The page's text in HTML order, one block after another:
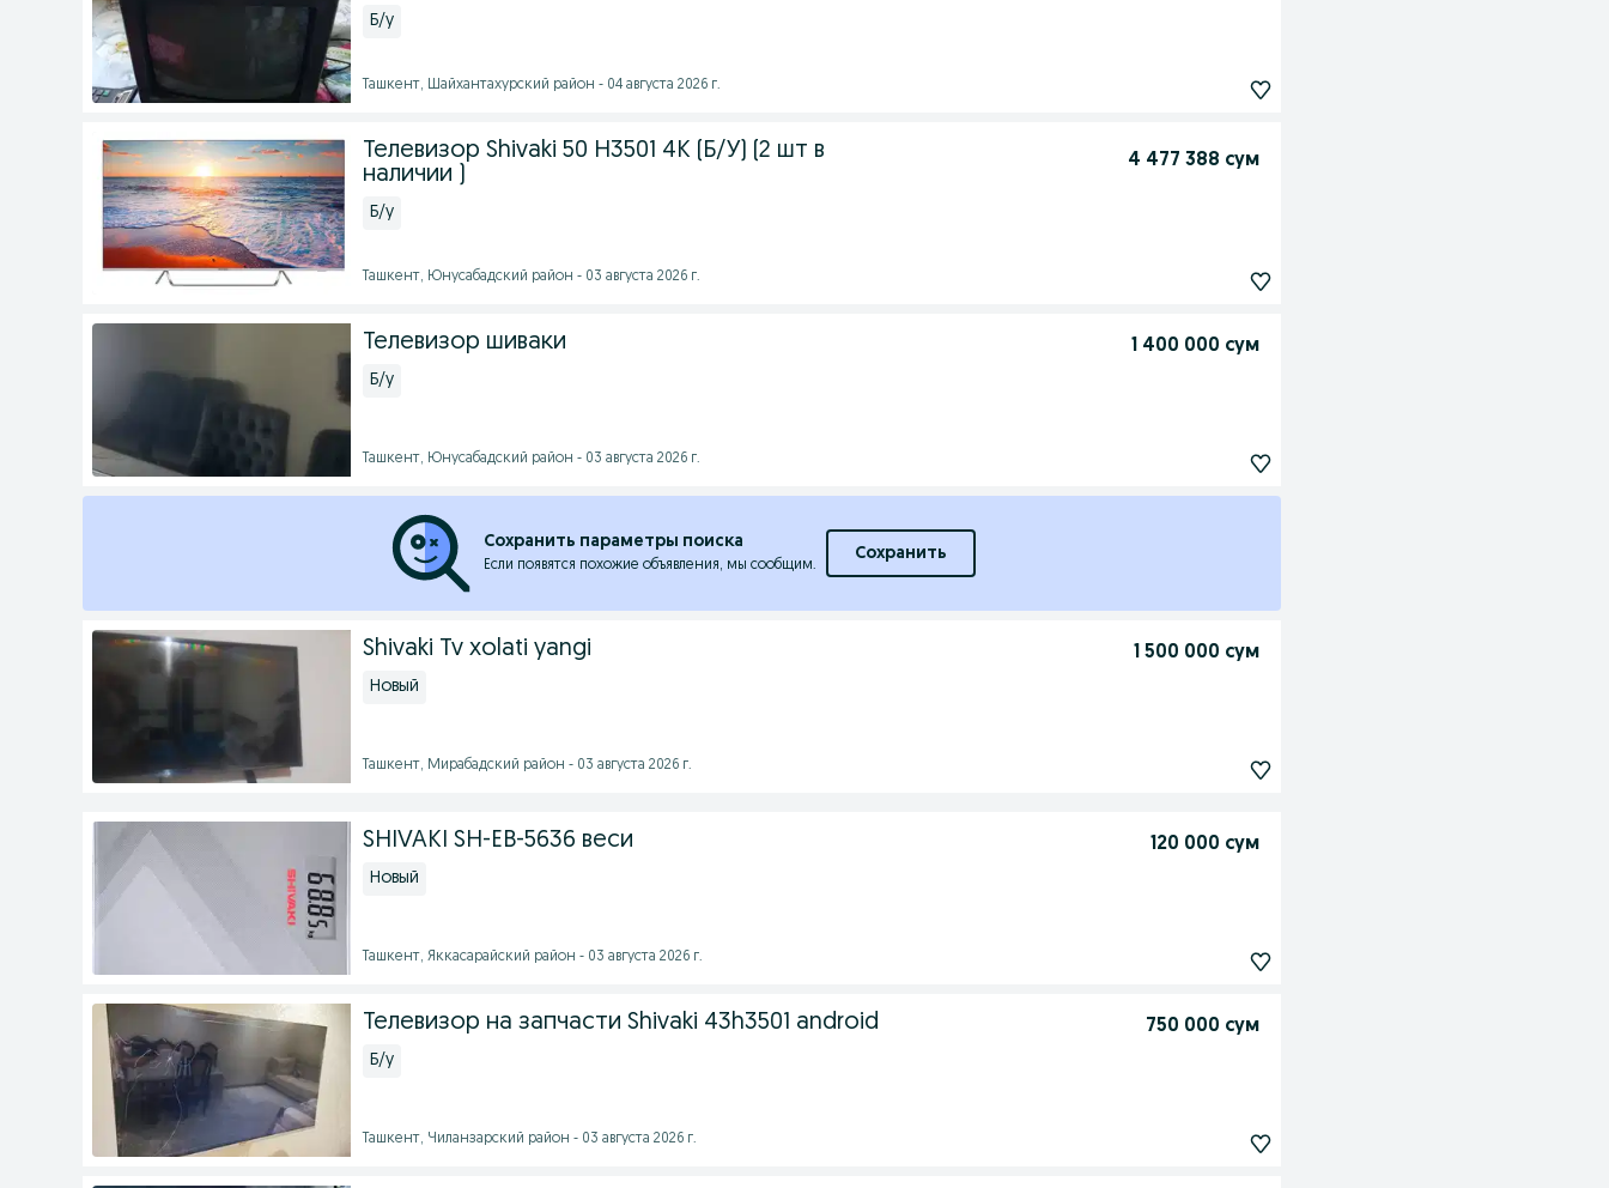
Б/у
Ташкент, Шайхантахурский район - 04 августа 2026 г.
Телевизор Shivaki 50 H3501 4K (Б/У) (2 шт в
наличии )
4 477 388 сум
Б/у
Ташкент, Юнусабадский район - 03 августа 2026 г.
Телевизор шиваки 1 400 000 сум
Б/у
Ташкент, Юнусабадский район - 03 августа 2026 г.
Сохранить параметры поиска
Если появятся похожие объявления, мы сообщим.
Сохранить
Shivaki Tv xolati yangi 1 500 000 сум
Новый
Ташкент, Мирабадский район - 03 августа 2026 г.
SHIVAKI SH-EB-5636 веси 120 000 сум
Новый
Ташкент, Яккасарайский район - 03 августа 2026 г.
Телевизор на запчасти Shivaki 43h3501 android 750 000 сум
Б/у
Ташкент, Чиланзарский район - 03 августа 2026 г.